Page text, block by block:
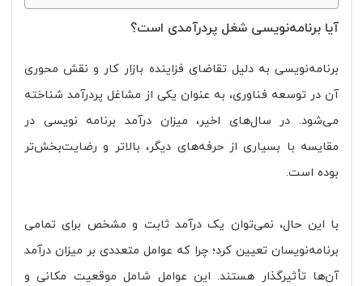
آیا برنامه‌نویسی شغل پردرآمدی است؟
برنامه‌نویسی به دلیل تقاضای فزاینده بازار کار و نقش محوری
آن در توسعه فناوری، به عنوان یکی از مشاغل پردرآمد شناخته
می‌شود. در سال‌های اخیر، میزان درآمد برنامه‌ نویسی در
مقایسه با بسیاری از حرفه‌های دیگر، بالاتر و رضایت‌بخش‌تر
بوده است.
با این حال، نمی‌توان یک درآمد ثابت و مشخص برای تمامی
برنامه‌نویسان تعیین کرد؛ چرا که عوامل متعددی بر میزان درآمد
آن‌ها تأثیرگذار هستند. این عوامل شامل موقعیت مکانی و